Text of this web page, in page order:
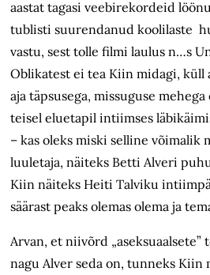
aastat tagasi veebirekordeid
tublisti suurendanud koolilaste
vastu, sest tolle filmi laulus n…s
Oblikatest ei tea Kiin midagi, küll
aja täpsusega, missuguse
teisel eluetapil intiimses
– kas oleks miski selline võimalik
luuletaja, näiteks Betti Alveri
Kiin näiteks Heiti Talviku
säärast peaks olemas olema ja
Arvan, et niivõrd
nagu Alver seda on, tunneks Kiin